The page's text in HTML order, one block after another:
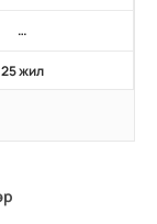
…
25 жил